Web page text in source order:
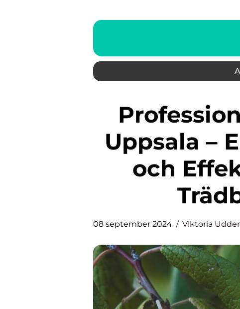
Professionell Trädfällning i
Uppsala –
och
08 september 2024 Viktoria